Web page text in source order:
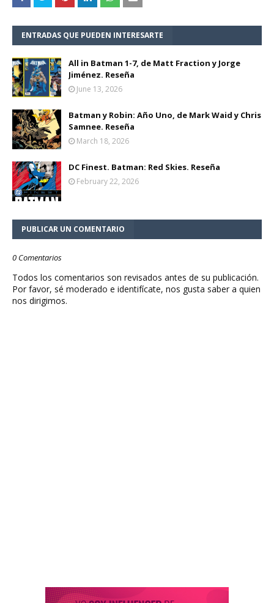
ENTRADAS QUE PUEDEN INTERESARTE
All in Batman 1-7, de Matt Fraction y Jorge
Jiménez. Reseña
June 13, 2026
Batman y Robin: Año Uno, de Mark Waid y Chris
Samnee. Reseña
March 18, 2026
DC Finest. Batman: Red Skies. Reseña
February 22, 2026
PUBLICAR UN COMENTARIO
0 Comentarios
Todos los comentarios son revisados antes de su publicación.
Por favor, sé moderado e identifícate, nos gusta saber a quien
nos dirigimos.